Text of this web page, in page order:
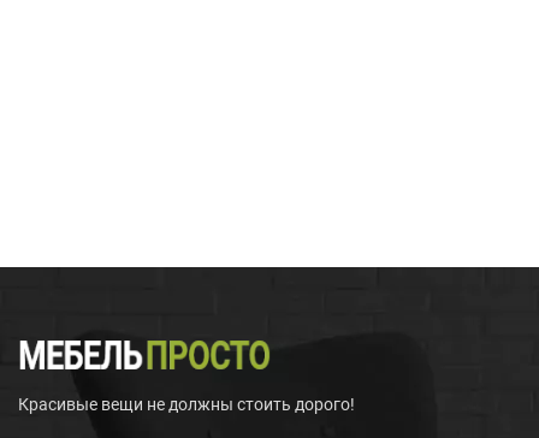
Красивые вещи не должны стоить дорого!